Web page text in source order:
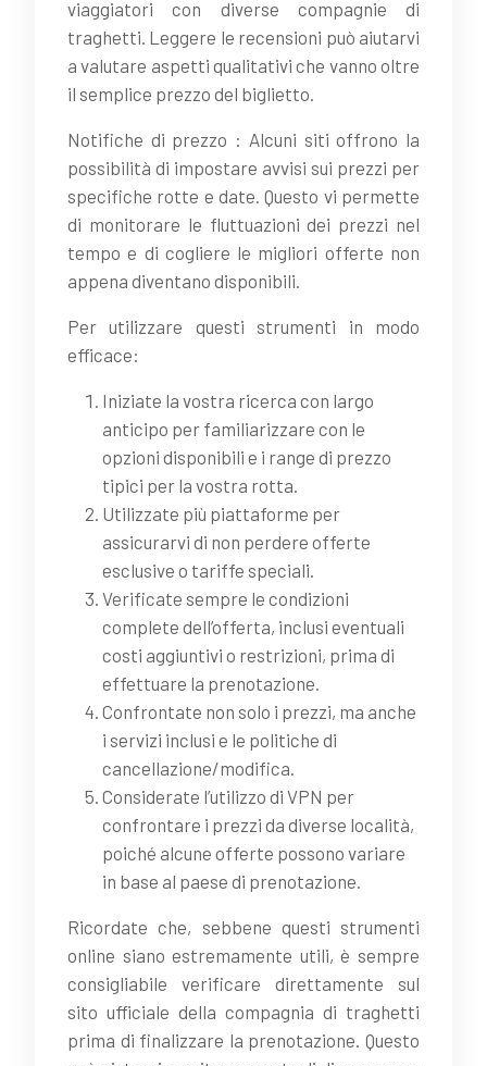
viaggiatori con diverse compagnie di
traghetti. Leggere le recensioni può aiutarvi
a valutare aspetti qualitativi che vanno oltre
il semplice prezzo del biglietto.
Notifiche di prezzo : Alcuni siti offrono la
possibilità di impostare avvisi sui prezzi per
specifiche rotte e date. Questo vi permette
di monitorare le fluttuazioni dei prezzi nel
tempo e di cogliere le migliori offerte non
appena diventano disponibili.
Per utilizzare questi strumenti in modo
efficace:
Iniziate la vostra ricerca con largo
anticipo per familiarizzare con le
opzioni disponibili e i range di prezzo
tipici per la vostra rotta.
Utilizzate più piattaforme per
assicurarvi di non perdere offerte
esclusive o tariffe speciali.
Verificate sempre le condizioni
complete dell’offerta, inclusi eventuali
costi aggiuntivi o restrizioni, prima di
effettuare la prenotazione.
Confrontate non solo i prezzi, ma anche
i servizi inclusi e le politiche di
cancellazione/modifica.
Considerate l’utilizzo di VPN per
confrontare i prezzi da diverse località,
poiché alcune offerte possono variare
in base al paese di prenotazione.
Ricordate che, sebbene questi strumenti
online siano estremamente utili, è sempre
consigliabile verificare direttamente sul
sito ufficiale della compagnia di traghetti
prima di finalizzare la prenotazione. Questo